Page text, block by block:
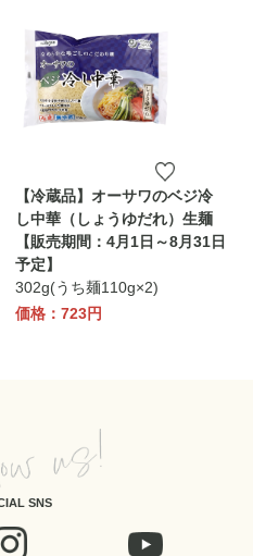
【冷蔵品】オーサワのベジ冷
し中華（しょうゆだれ）生麺
【販売期間：4月1日～8月31日
予定】
302g(うち麺110g×2)
価格：723円
SNS